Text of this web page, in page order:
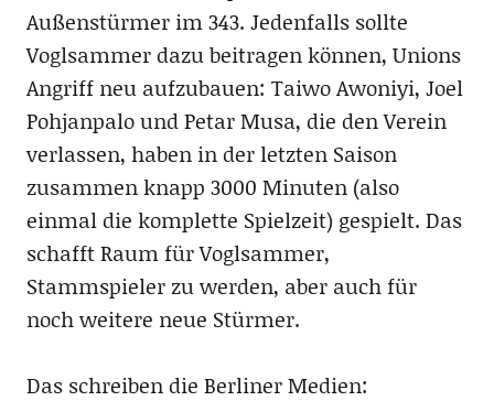
Außenstürmer im 343. Jedenfalls sollte
Voglsammer dazu beitragen können, Unions
Angriff neu aufzubauen: Taiwo Awoniyi, Joel
Pohjanpalo und Petar Musa, die den Verein
verlassen, haben in der letzten Saison
zusammen knapp 3000 Minuten (also
einmal die komplette Spielzeit) gespielt. Das
schafft Raum für Voglsammer,
Stammspieler zu werden, aber auch für
noch weitere neue Stürmer.
Das schreiben die Berliner Medien: